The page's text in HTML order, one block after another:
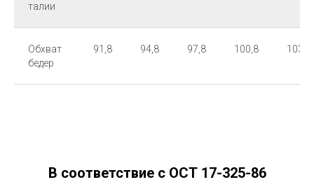
талии
Обхват
бедер
91,8 94,8 97,8 100,8 103,8
В соответствие с ОСТ 17-325-86